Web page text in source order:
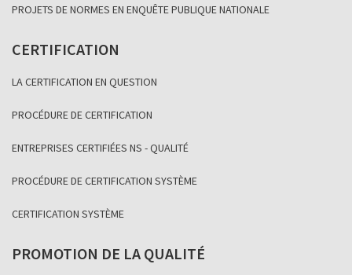
PROJETS DE NORMES EN ENQUÊTE PUBLIQUE NATIONALE
CERTIFICATION
LA CERTIFICATION EN QUESTION
PROCÉDURE DE CERTIFICATION
ENTREPRISES CERTIFIÉES NS - QUALITÉ
PROCÉDURE DE CERTIFICATION SYSTÈME
CERTIFICATION SYSTÈME
PROMOTION DE LA QUALITÉ